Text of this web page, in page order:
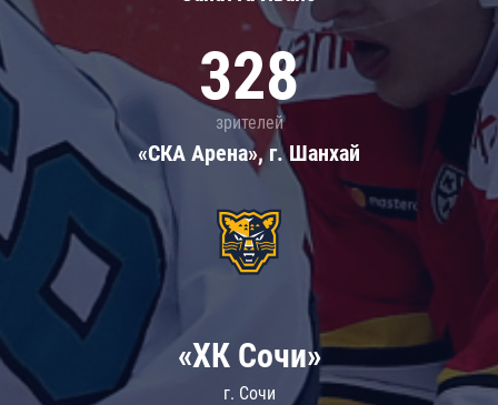
328
зрителей
«СКА Арена», г. Шанхай
«ХК Сочи»
г. Сочи